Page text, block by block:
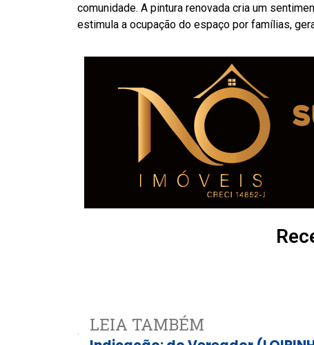
comunidade. A pintura renovada cria um
estimula a ocupação do espaço por famílias,
LEIA TAMBÉM